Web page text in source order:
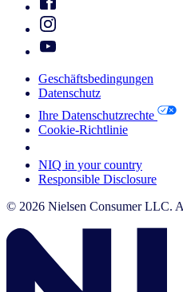
Geschäftsbedingungen
Datenschutz
Ihre Datenschutzrechte
Cookie-Richtlinie
NIQ in your country
Responsible Disclosure
© 2026 Nielsen Consumer LLC.